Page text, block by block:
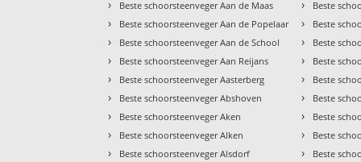
› Beste schoorsteenveger Aan de Maas
› Beste schoorsteenveger Aan de Popelaar
› Beste schoorsteenveger Aan de School
› Beste schoorsteenveger Aan Reijans
› Beste schoorsteenveger Aasterberg
› Beste schoorsteenveger Abshoven
› Beste schoorsteenveger Aken
› Beste schoorsteenveger Alken
› Beste schoorsteenveger Alsdorf
› Beste
› Beste
› Beste
› Beste
› Beste
› Beste
› Beste
› Beste
› Beste